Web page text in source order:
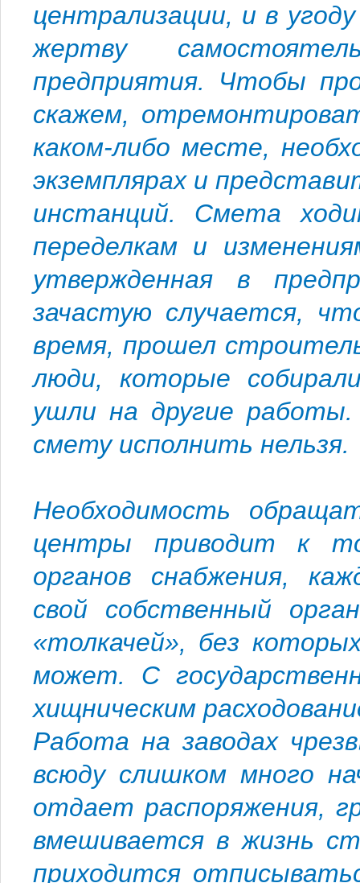
централизации, и в
жертву
предприятия. Чтобы
скажем,
каком-либо месте,
экземплярах и
инстанций. Смета
переделкам и
утвержденная в
зачастую случается,
время, прошел
люди, которые
ушли на другие
смету исполнить нельзя.
Необходимость
центры приводит к
органов снабжения,
свой собственный
«толкачей», без
может. С
хищническим
Работа на заводах
всюду слишком много
отдает распоряжения,
вмешивается в жизнь
приходится